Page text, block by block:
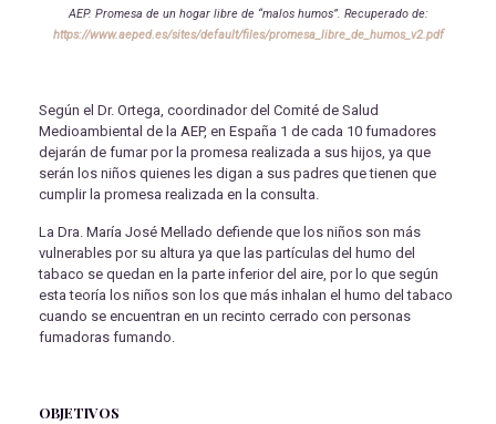
AEP. Promesa de un hogar libre de “malos humos”. Recuperado de:
https://www.aeped.es/sites/default/files/promesa_libre_de_humos_v2.pdf
Según el Dr. Ortega, coordinador del Comité de Salud
Medioambiental de la AEP, en España 1 de cada 10 fumadores
dejarán de fumar por la promesa realizada a sus hijos, ya que
serán los niños quienes les digan a sus padres que tienen que
cumplir la promesa realizada en la consulta.
La Dra. María José Mellado defiende que los niños son más
vulnerables por su altura ya que las partículas del humo del
tabaco se quedan en la parte inferior del aire, por lo que según
esta teoría los niños son los que más inhalan el humo del tabaco
cuando se encuentran en un recinto cerrado con personas
fumadoras fumando.
OBJETIVOS